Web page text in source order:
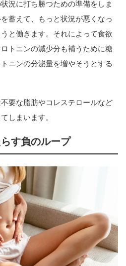
況に打ち勝つための準備をしま
蓄えて、もっと状況が悪くなっ
と働きます。それによって食欲
トニンの減少分も補うために糖
ニンの分泌量を増やそうとする
要な脂肪やコレステロールなど
しまいます。
す負のループ